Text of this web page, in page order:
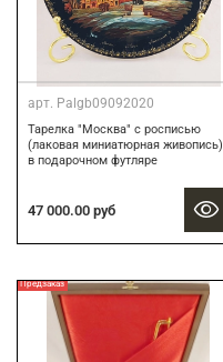
арт. Palgb09092020
Тарелка "Москва" с росписью
(лаковая миниатюрная живопись)
в подарочном футляре
47 000.00 руб
Предзаказ